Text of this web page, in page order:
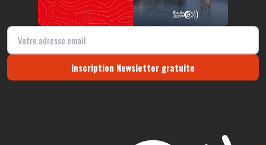
Inscription Newsletter gratuite